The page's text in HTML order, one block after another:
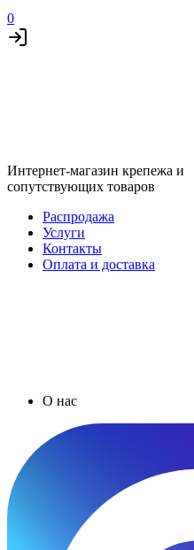
0
Интернет-магазин крепежа и
сопутствующих товаров
Распродажа
Услуги
Контакты
Оплата и доставка
О нас